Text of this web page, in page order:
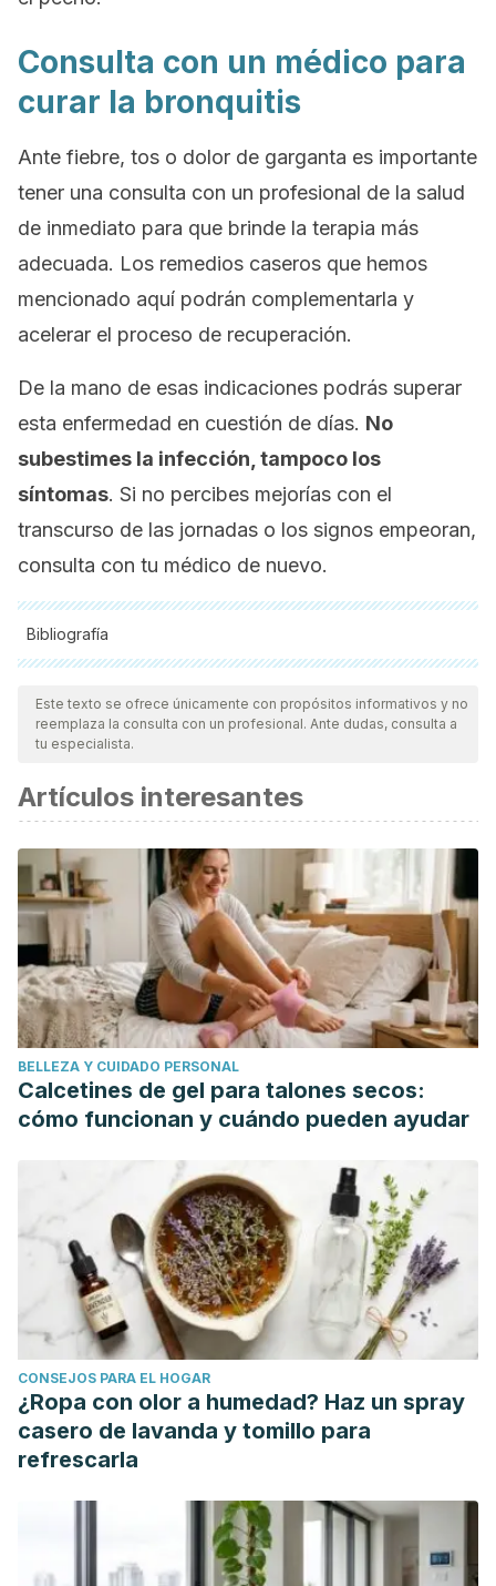
Consulta con un médico para
curar la bronquitis
Ante fiebre, tos o dolor de garganta es importante
tener una consulta con un profesional de la salud
de inmediato para que brinde la terapia más
adecuada. Los remedios caseros que hemos
mencionado aquí podrán complementarla y
acelerar el proceso de recuperación.
De la mano de esas indicaciones podrás superar
esta enfermedad en cuestión de días. No
subestimes la infección, tampoco los
síntomas. Si no percibes mejorías con el
transcurso de las jornadas o los signos empeoran,
consulta con tu médico de nuevo.
Bibliografía
Todas las fuentes citadas fueron revisadas a profundidad por
nuestro equipo, para asegurar su calidad, confiabilidad,
vigencia y validez.La bibliografía de este artículo fue
científica.
Barrett, B. (2018). Viral Upper Respiratory Infection.
Integrative Medicine, 170-179.
https://www.ncbi.nlm.nih.gov/pmc/articles/PMC7152362/
Beigoli, S., Behrouz, S., Memarzia, A., Zahra Ghasemi, S.,
Boskabady, M., Marefati, N., Kianian, F., Reza Khazdair, M.,
El-Seedi, H., Hosein Boskabady, M. (2021). Effects of Allium
cepa and Its Constituents on Respiratory and Allergic
Disorders: A Comprehensive Review of Experimental and
Clinical Evidence.Evidence-Based Complementary and
Alternative Medicine
2021
, 1-22.
https://onlinelibrary.wiley.com/doi/10.1155/2021/5554259
Boskabady, M. H., Shakeri, F., & Naghdi, F. (2020). The
effects of Curcuma Longa L. and its constituents in
respiratory disorders and molecular mechanisms of their
action.Studies in Natural Products Chemistry, 65, 239-269.
https://www.sciencedirect.com/science/article/abs/pii/
Her, L., Kanjanasilp, J., Chaiyakunapruk, N., & Sawangjit, R.
(2022). Efficacy and safety of eucalyptus for relieving
cough: a systematic review and meta-analysis of
randomized controlled trials.
Journal of Integrative and
Complementary Medicine, 28
(3), 218-226.
Horváth, G., & Ács, K. (2015). Essential oils in the treatment
of respiratory tract diseases highlighting their role in
bacterial infections and their anti-inflammatory action: a
Este texto se ofrece únicamente con propósitos informativos y no
reemplaza la consulta con un profesional. Ante dudas, consulta a
tu especialista.
Artículos interesantes
BELLEZA Y CUIDADO PERSONAL
Calcetines de gel para talones secos:
cómo funcionan y cuándo pueden ayudar
CONSEJOS PARA EL HOGAR
¿Ropa con olor a humedad? Haz un spray
casero de lavanda y tomillo para
refrescarla